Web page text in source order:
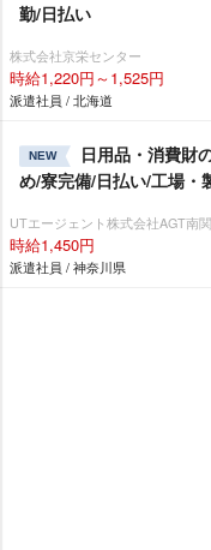
勤/日払い
株式会社京栄センター
時給1,220円～1,525円
派遣社員 / 北海道
NEW
日用品・消費財
め/寮完備/日払い/工場・
UTエージェント株式会社AGT南
時給1,450円
派遣社員 / 神奈川県